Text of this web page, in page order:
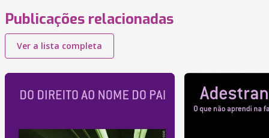
Publicações relacionadas
Ver a lista completa